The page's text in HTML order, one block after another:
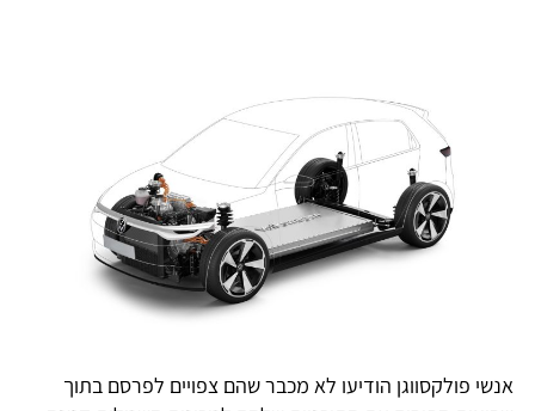
אנשי פולקסווגן הודיעו לא מכבר שהם צפויים לפרסם בתוך